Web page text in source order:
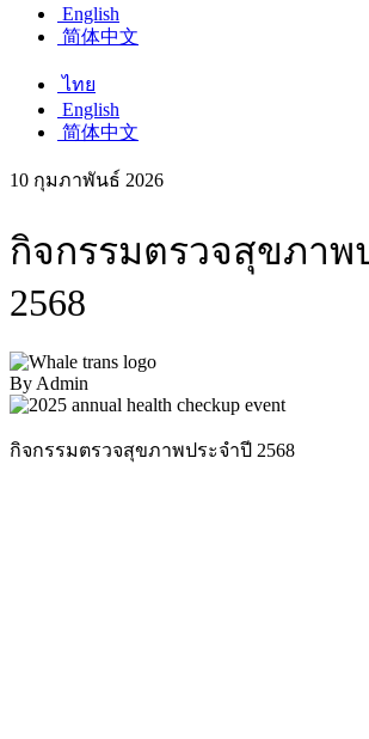
English
简体中文
ไทย
English
简体中文
10 กุมภาพันธ์ 2026
กิจกรรมตรวจสุขภาพ
2568
By Admin
กิจกรรมตรวจสุขภาพประจำปี 2568